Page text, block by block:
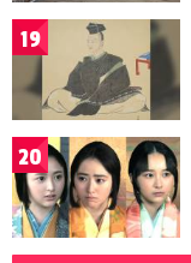
19
20